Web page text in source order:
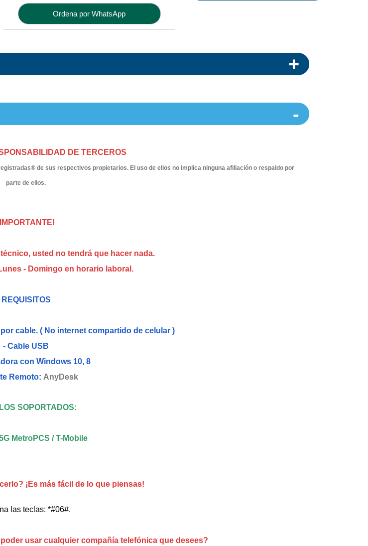
Ordena por WhatsApp
DE TERCEROS
de sus respectivos propietarios. El uso de ellos no implica ninguna afiliación o respaldo por
parte de ellos.
usted no tendrá que hacer nada.
- Domingo en horario laboral.
REQUISITOS
cable. ( No internet compartido de celular )
- Cable USB
con Windows 10, 8
Remoto: AnyDesk
SOPORTADOS:
MetroPCS / T-Mobile
¡Es más fácil de lo que piensas!
las teclas: *#06#.
usar cualquier compañía telefónica que desees?